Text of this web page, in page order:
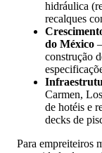
hidráulica
recalques
do México
construção
Carmen,
de hotéis e
decks de
Para empreiteiros